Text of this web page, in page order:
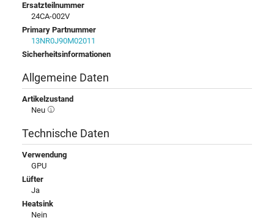
Ersatzteilnummer
24CA-002V
Primary Partnummer
13NR0J90M02011
Sicherheitsinformationen
Allgemeine Daten
Artikelzustand
Neu
Technische Daten
Verwendung
GPU
Lüfter
Ja
Heatsink
Nein